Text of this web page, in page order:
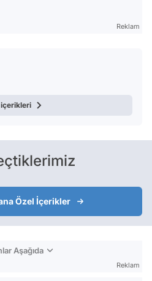
Reklam
içerikleri
Özel İçerikler
Aşağıda
Reklam